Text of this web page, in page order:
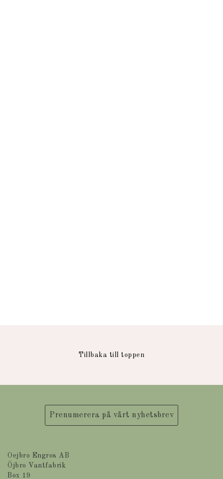
Tillbaka till toppen
Prenumerera på vårt nyhetsbrev
Oejbro Engros AB
Öjbro Vantfabrik
Box 19